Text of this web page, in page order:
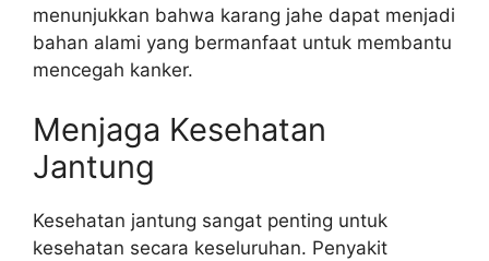
menunjukkan bahwa karang jahe dapat menjadi
bahan alami yang bermanfaat untuk membantu
mencegah kanker.
Menjaga Kesehatan
Jantung
Kesehatan jantung sangat penting untuk
kesehatan secara keseluruhan. Penyakit